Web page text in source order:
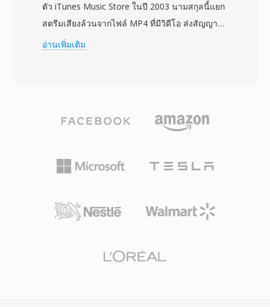
เมตาดาต้า, data object ที่เก็บเนื้อหาสื่อจริง และ
index object ที่เป็นทางเลือกเพื่อเข้าถึงตำแหน่ง
แบบสุ่มได้อย่างมีประสิทธิภาพ ข้อดีสำคัญอย่างหนึ่ง
คอนเทนเนอร์จัดการสตรีมหลายสตรีมที่ซิงโครไนซ์
กัน รวมถึงวิดีโอ เสียง คำสั่งสคริปต์ และตัวบ่งชี้เม
ทันสมัยกว่าในหลายกรณีการใช้งาน แต่ยังคงมี
และสภาพแวดล้อมองค์กรที่พึ่งพาโครงสร้างพื้นฐาน
Windows Media Services
ตัว iTunes Music Store ในปี 2003 นามสกุลนี้แยก
สตรีมเสียงล้วนจากไฟล์ MP4 ที่มีวิดีโอ ส่งสัญญาณ
ให้เครื่องเล่นทราบว่าไม่มีแทร็กวิดีโอ ภายในไฟล์
เท่า ด้วย spectral band replication ที่ปรับปรุงแล้ว
สติกที่ขัดเกลา รองรับอัตราสุ่มตัวอย่างสูงสุด 96
kHz และความลึกบิตสูงสุด 24 บิต การผสานรวมกับ
Apple Music, iPhone, iPad และ macOS รองรับ
ระบบข้อมูลบันเทิงในรถยนต์ส่วนใหญ่ ข้อดีสาม
อ่านเพิ่มเติม